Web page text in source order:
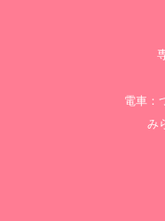
電車：
み